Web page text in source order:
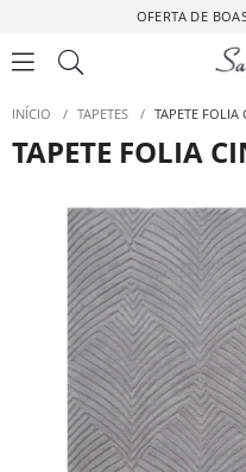
OFERTA DE
INÍCIO / TAPETES / TAPETE FOLIA
TAPETE FOLIA